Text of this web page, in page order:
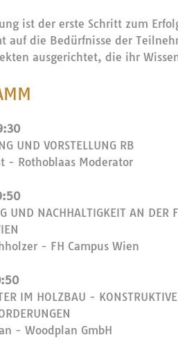
ist der erste Schritt zum
auf die Bedürfnisse der
ausgerichtet, die ihr
UND VORSTELLUNG RB
- Rothoblaas Moderator
UND NACHHALTIGKEIT AN DER
- FH Campus Wien
IM HOLZBAU - KONSTRUKTIVE
- Woodplan GmbH